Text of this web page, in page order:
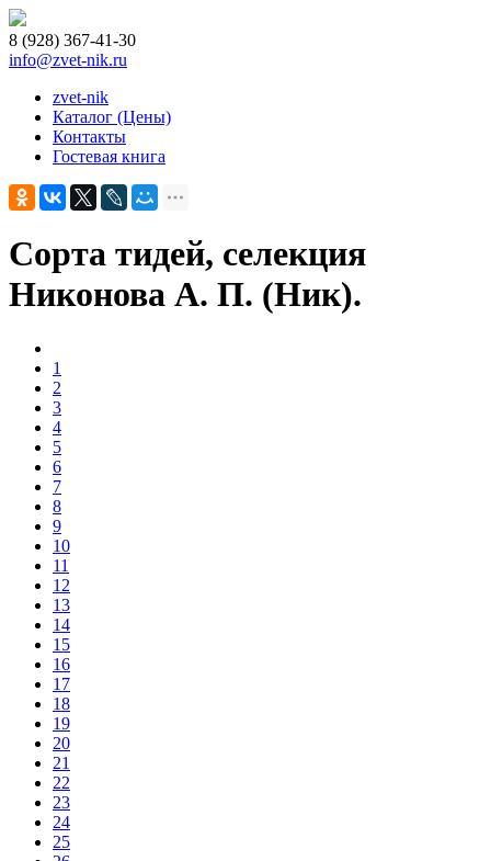
8 (928) 367-41-30
info@zvet-nik.ru
zvet-nik
Каталог (Цены)
Контакты
Гостевая книга
Сорта тидей, селекция
Никонова А. П. (Ник).
1
2
3
4
5
6
7
8
9
10
11
12
13
14
15
16
17
18
19
20
21
22
23
24
25